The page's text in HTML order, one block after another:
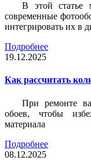
В этой статье
современные
интегрировать их в
Подробнее
19.12.2025
Как рассчитать
При ремонте
обоев, чтобы
материала
Подробнее
08.12.2025